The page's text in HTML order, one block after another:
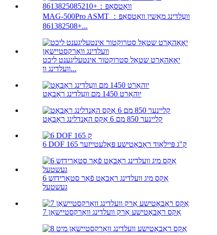
MAG-500Pro ASMT וועַלדינג מאַשין וואַטסאַפּ：
+861382508...
יאָאָהאַרט שטאָל סטרוקטור אינטעליגענט ליכט
וועלדינג וו...
יוהאַרט 1450 מם וועַלדינג ראָבאָט
קליינער 850 מם 6 אַקס האַנדלינג ראָבאָט
6 DOF 165 ק"ג פּיילאָוד ראָבאָטישע פּאַלעטייזער
6 אַקס מיג וועלדינג ראָבאָט פֿאַר סטאָרידזש
געשטעל
7 אַקס ראָבאָטישע אַרק וועלדינג וואָרקסטיישאַן